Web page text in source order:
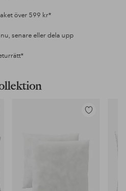
över 599 kr*
senare eller dela upp
Lägg